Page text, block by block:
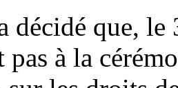
décidé que,
à la